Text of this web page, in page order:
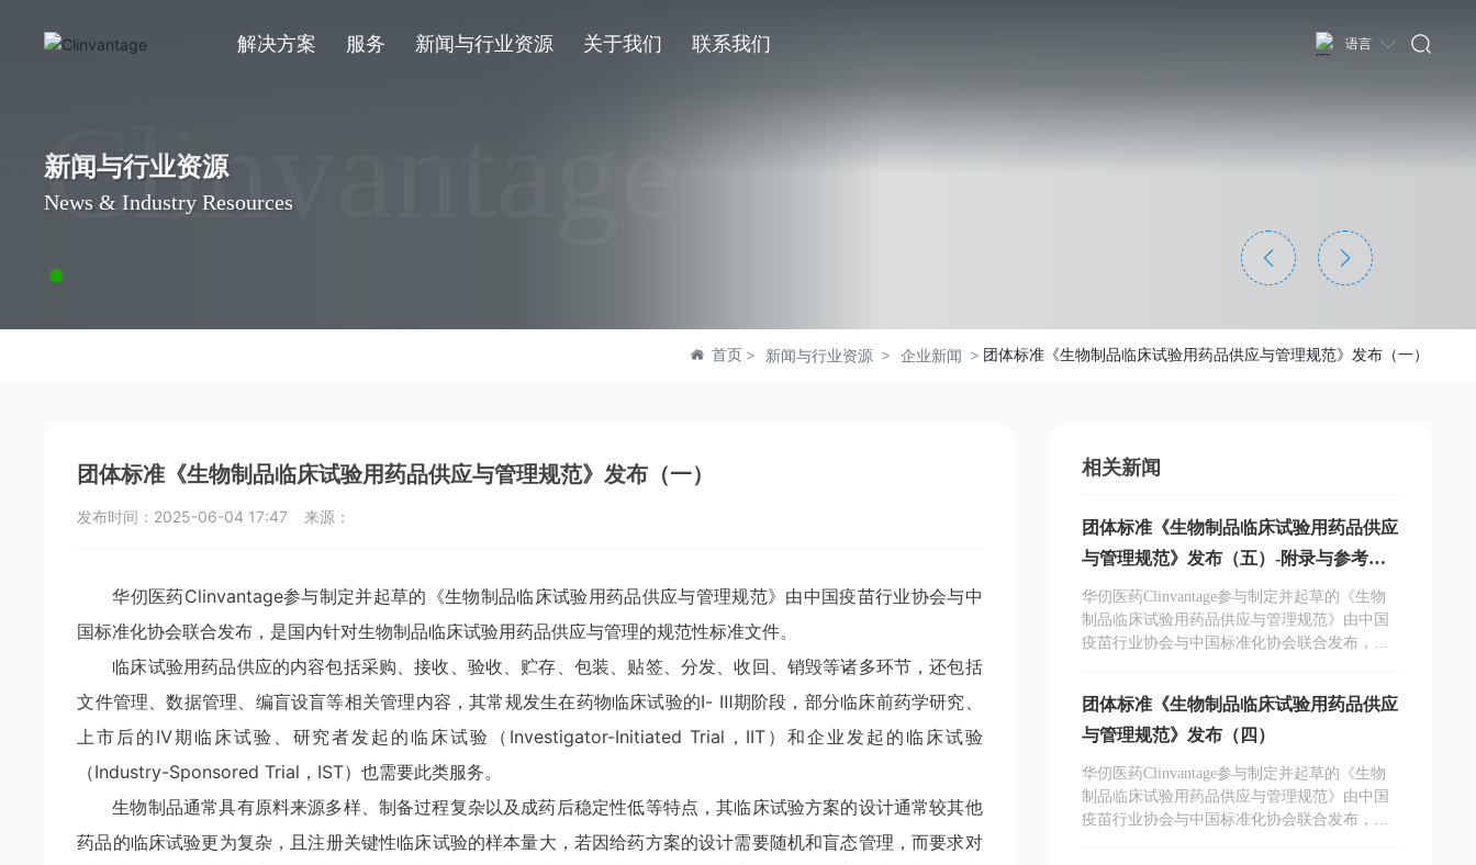
解决方案 服务 新闻与行业资源 关于我们 联系我们 语言
Clinvantage
新闻与行业资源
News & Industry Resources
首页 新闻与行业资源 企业新闻 团体标准《生物制品临床试验用药品供应与管理规范》发布（一）
团体标准《生物制品临床试验用药品供应与管理规范》发布（一）
发布时间： 2025-06-04 17:47 来源：
华仞医药Clinvantage参与制定并起草的《生物制品临床试验用药品供应与管理规范》由中国疫苗行业协会与中
国标准化协会联合发布，是国内针对生物制品临床试验用药品供应与管理的规范性标准文件。
临床试验用药品供应的内容包括采购、接收、验收、贮存、包装、贴签、分发、收回、销毁等诸多环节，还包括
文件管理、数据管理、编盲设盲等相关管理内容，其常规发生在药物临床试验的Ⅰ- Ⅲ期阶段，部分临床前药学研究、
上市后的Ⅳ期临床试验、研究者发起的临床试验（Investigator-Initiated Trial，IIT）和企业发起的临床试验
（Industry-Sponsored Trial，IST）也需要此类服务。
生物制品通常具有原料来源多样、制备过程复杂以及成药后稳定性低等特点，其临床试验方案的设计通常较其他
药品的临床试验更为复杂，且注册关键性临床试验的样本量大，若因给药方案的设计需要随机和盲态管理，而要求对
相关新闻
团体标准《生物制品临床试验用药品供应
与管理规范》发布（五）-附录与参考文
献
华仞医药Clinvantage参与制定并起草的《生物
制品临床试验用药品供应与管理规范》由中国
疫苗行业协会与中国标准化协会联合发布，是
团体标准《生物制品临床试验用药品供应
与管理规范》发布（四）
华仞医药Clinvantage参与制定并起草的《生物
制品临床试验用药品供应与管理规范》由中国
疫苗行业协会与中国标准化协会联合发布，是